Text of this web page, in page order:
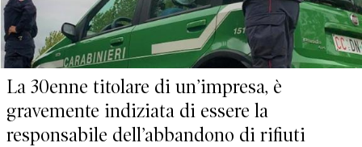
La 30enne titolare di un’impresa, è
gravemente indiziata di essere la
responsabile dell’abbandono di rifiuti